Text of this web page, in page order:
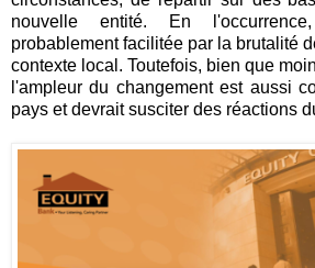
nouvelle entité. En
probablement facilitée par la brutalité
contexte local. Toutefois, bien que
l'ampleur du changement est aussi
pays et devrait susciter des réactions